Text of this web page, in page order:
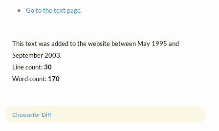
Choose for Diff
Go to the text page.
This text was added to the website between May 1995 and
September 2003.
Line count:30
Word count: 170